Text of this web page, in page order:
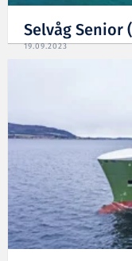
Selvåg Senior
19.09.2023